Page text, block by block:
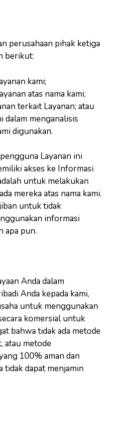
perusahaan pihak ketiga
berikut:
kami;
atas nama kami;
terkait Layanan; atau
dalam menganalisis
digunakan.
Layanan ini
akses ke Informasi
untuk melakukan
mereka atas nama kami.
untuk tidak
informasi
apa pun.
Anda dalam
Anda kepada kami,
untuk menggunakan
komersial untuk
bahwa tidak ada metode
atau metode
100% aman dan
tidak dapat menjamin